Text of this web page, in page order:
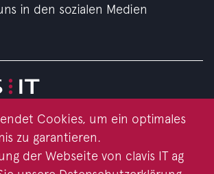
in den sozialen Medien
Cookies, um ein optimales
zu garantieren.
der Webseite von clavis IT ag